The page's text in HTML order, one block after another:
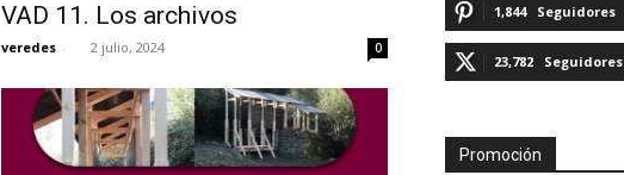
VAD 11. Los archivos
veredes - 2 julio, 2024 0
1,844 Seguidores
23,782 Seguidores
Promoción